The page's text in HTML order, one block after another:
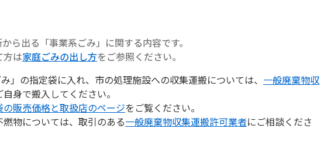
ら出る「事業系ごみ」に関する内容です。
方は家庭ごみの出し方をご参照ください。
」の指定袋に入れ、市の処理施設への収集運搬については、 一般廃棄物収
身で搬入してください。
販売価格と取扱店のページをご覧ください。
物については、取引のある一般廃棄物収集運搬許可業者にご相談くださ